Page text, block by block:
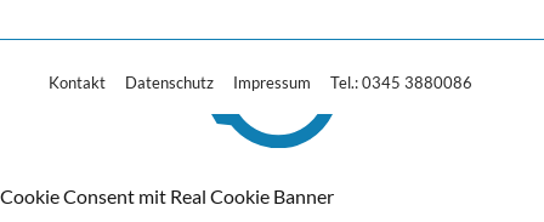
Kontakt Datenschutz Impressum Tel.: 0345 3880086
Cookie Consent mit Real Cookie Banner